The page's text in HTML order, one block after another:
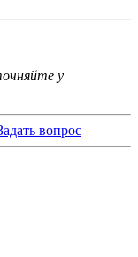
у
вопрос